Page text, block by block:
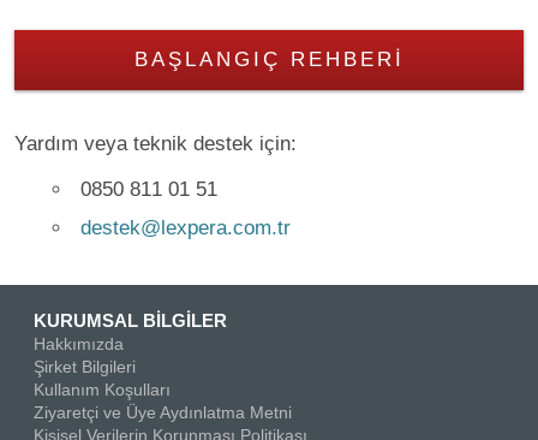
BAŞLANGIÇ REHBERI
Yardım veya teknik destek için:
0850 811 01 51
destek@lexpera.com.tr
KURUMSAL BİLGİLER
Hakkımızda
Şirket Bilgileri
Kullanım Koşulları
Ziyaretçi ve Üye Aydınlatma Metni
Kişisel Verilerin Korunması Politikası